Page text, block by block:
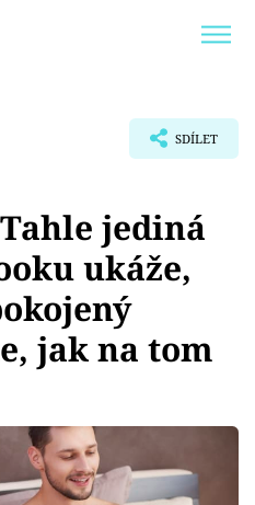
SDÍLET
jediná
ukáže,
jak na tom